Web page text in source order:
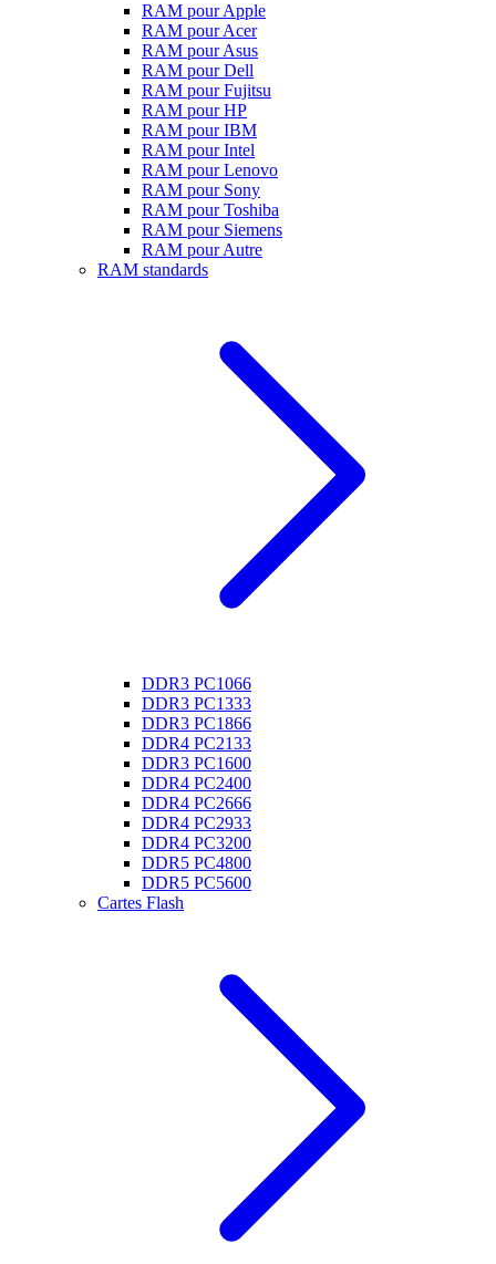
RAM pour Apple
RAM pour Acer
RAM pour Asus
RAM pour Dell
RAM pour Fujitsu
RAM pour HP
RAM pour IBM
RAM pour Intel
RAM pour Lenovo
RAM pour Sony
RAM pour Toshiba
RAM pour Siemens
RAM pour Autre
RAM standards
DDR3 PC1066
DDR3 PC1333
DDR3 PC1866
DDR4 PC2133
DDR3 PC1600
DDR4 PC2400
DDR4 PC2666
DDR4 PC2933
DDR4 PC3200
DDR5 PC4800
DDR5 PC5600
Cartes Flash